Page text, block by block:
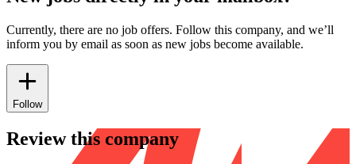
Currently, there are no job offers. Follow this company, and we’ll
inform you by email as soon as new jobs become available.
Follow
Review this company